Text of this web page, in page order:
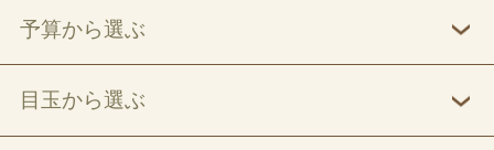
予算から選ぶ
目玉から選ぶ